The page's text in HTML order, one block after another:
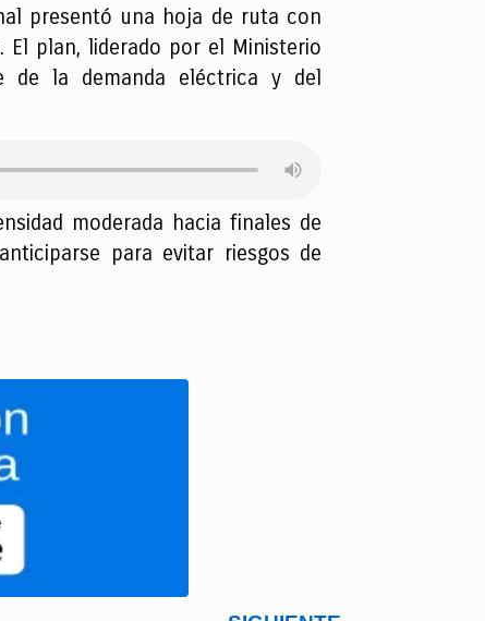
presentó una hoja de ruta con
plan, liderado por el Ministerio
de la demanda eléctrica y del
moderada hacia finales de
para evitar riesgos de